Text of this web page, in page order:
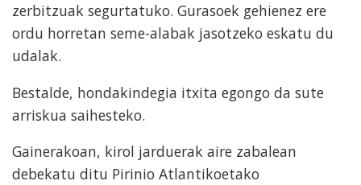
zerbitzuak segurtatuko. Gurasoek gehienez ere
ordu horretan seme-alabak jasotzeko eskatu du
udalak.
Bestalde, hondakindegia itxita egongo da sute
arriskua saihesteko.
Gainerakoan, kirol jarduerak aire zabalean
debekatu ditu Pirinio Atlantikoetako